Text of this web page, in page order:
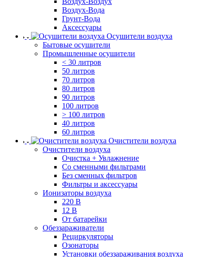
Воздух-Вода
Грунт-Вода
Аксессуары
Осушители воздуха
Бытовые осушители
Промышленные осушители
< 30 литров
50 литров
70 литров
80 литров
90 литров
100 литров
> 100 литров
40 литров
60 литров
Очистители воздуха
Очистители воздуха
Очистка + Увлажнение
Cо сменными фильтрами
Без сменных фильтров
Фильтры и аксессуары
Ионизаторы воздуха
220 В
12 В
От батарейки
Обеззараживатели
Рециркуляторы
Озонаторы
Установки обеззараживания воздуха